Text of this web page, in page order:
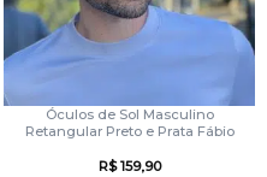
Óculos de Sol Masculino
Retangular Preto e Prata Fábio
R$159,90